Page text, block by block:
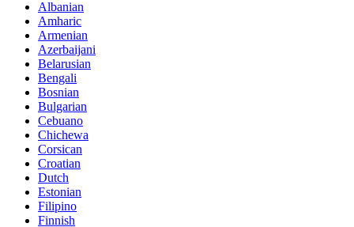
Albanian
Amharic
Armenian
Azerbaijani
Belarusian
Bengali
Bosnian
Bulgarian
Cebuano
Chichewa
Corsican
Croatian
Dutch
Estonian
Filipino
Finnish